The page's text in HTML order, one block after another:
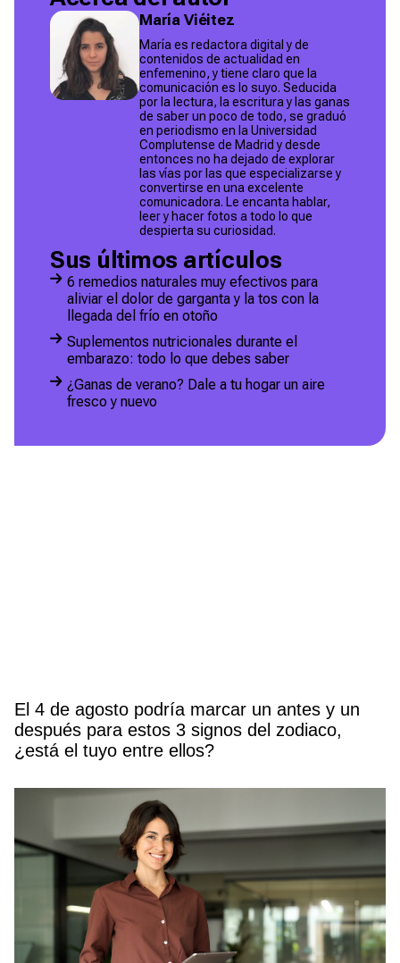
María Viéitez
María es redactora digital y de
contenidos de actualidad en
enfemenino, y tiene claro que la
comunicación es lo suyo. Seducida
por la lectura, la escritura y las ganas
de saber un poco de todo, se graduó
en periodismo en la Universidad
Complutense de Madrid y desde
entonces no ha dejado de explorar
las vías por las que especializarse y
convertirse en una excelente
comunicadora. Le encanta hablar,
leer y hacer fotos a todo lo que
despierta su curiosidad.
Sus últimos artículos
6 remedios naturales muy efectivos para
aliviar el dolor de garganta y la tos con la
llegada del frío en otoño
Suplementos nutricionales durante el
embarazo: todo lo que debes saber
¿Ganas de verano? Dale a tu hogar un aire
fresco y nuevo
El 4 de agosto podría marcar un antes y un
después para estos 3 signos del zodiaco,
¿está el tuyo entre ellos?